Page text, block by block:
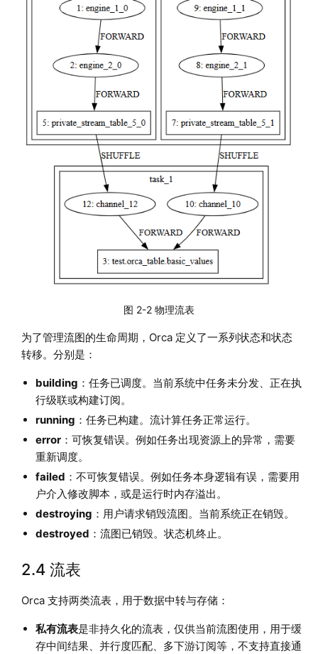
图 2-2 物理流表
为了管理流图的生命周期，Orca 定义了一系列状态和状态
转移。分别是：
building ：任务已调度。当前系统中任务未分发、正在执
行级联或构建订阅。
running ：任务已构建。流计算任务正常运行。
error：可恢复错误。例如任务出现资源上的异常，需要
重新调度。
failed ：不可恢复错误。例如任务本身逻辑有误，需要用
户介入修改脚本，或是运行时内存溢出。
destroying ：用户请求销毁流图。当前系统正在销毁。
destroyed ：流图已销毁。状态机终止。
2.4 流表
Orca 支持两类流表，用于数据中转与存储：
私有流表是非持久化的流表，仅供当前流图使用，用于缓
存中间结果、并行度匹配、多下游订阅等，不支持直接通